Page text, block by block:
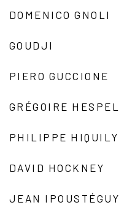
DOMENICO GNOLI
GOUDJI
PIERO GUCCIONE
GRÉGOIRE HESPEL
PHILIPPE HIQUILY
DAVID HOCKNEY
JEAN IPOUSTÉGUY